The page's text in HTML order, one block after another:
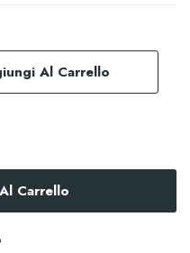
Al Carrello
Carrello